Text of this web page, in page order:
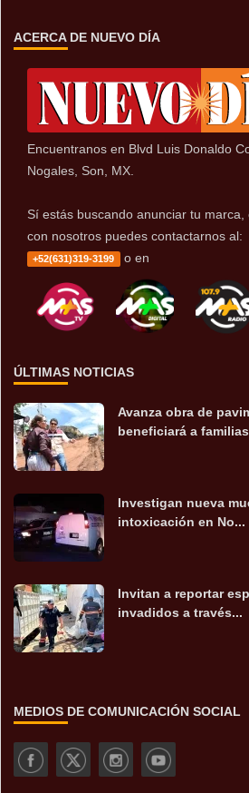
ACERCA DE NUEVO DÍA
Encuentranos en Blvd Luis Donaldo
Nogales, Son, MX.
Sí estás buscando anunciar tu
con nosotros puedes contactarnos al:
+52(631)319-3199 o en
ÚLTIMAS NOTICIAS
Avanza obra de
beneficiará a
Investigan nueva
intoxicación en No...
Invitan a reportar
invadidos a través...
MEDIOS DE COMUNICACIÓN SOCIAL